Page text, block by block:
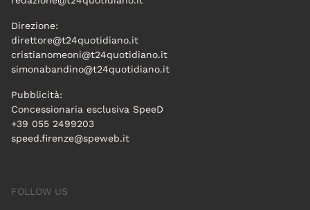
Direzione:
direttore@t24quotidiano.it
cristianomeoni@t24quotidiano.it
simonabandino@t24quotidiano.it
Pubblicità:
Concessionaria esclusiva SpeeD
+39 055 2499203
speed.firenze@speweb.it
FOLLOW US